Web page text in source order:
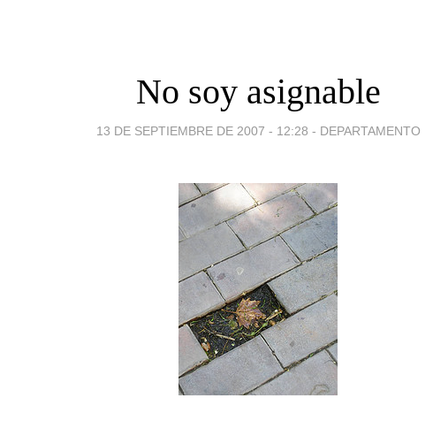
No soy asignable
13 DE SEPTIEMBRE DE 2007 - 12:28 - DEPARTAMENTO